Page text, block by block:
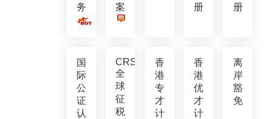
务
案
册
册
国
际
公
证
认
CRS
全
球
征
税
香
港
专
才
计
香
港
优
才
计
离
岸
豁
免